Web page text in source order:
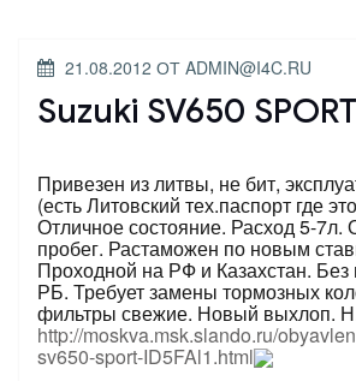
ОПУБЛИКОВАНО
21.08.2012 ОТ ADMIN@I4C.RU
Suzuki SV650 SPORT
Привезен из литвы, не бит,
(есть Литовский тех.паспорт где
Отличное состояние. Расход 5-7л.
пробег. Растаможен по новым
Проходной на РФ и Казахстан. Без
РБ. Требует замены тормозных
фильтры свежие. Новый выхлоп.
http://moskva.msk.slando.ru/
sv650-sport-ID5FAl1.html